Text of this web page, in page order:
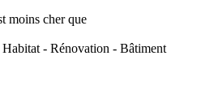
moins cher que
Habitat - Rénovation - Bâtiment